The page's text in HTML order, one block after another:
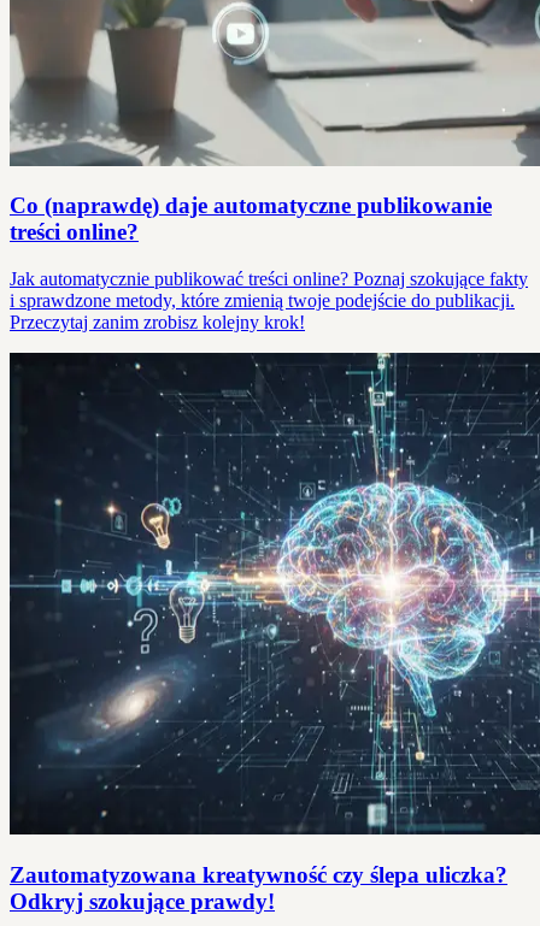
Co (naprawdę) daje automatyczne publikowanie
treści online?
Jak automatycznie publikować treści online? Poznaj szokujące fakty
i sprawdzone metody, które zmienią twoje podejście do publikacji.
Przeczytaj zanim zrobisz kolejny krok!
Zautomatyzowana kreatywność czy ślepa uliczka?
Odkryj szokujące prawdy!